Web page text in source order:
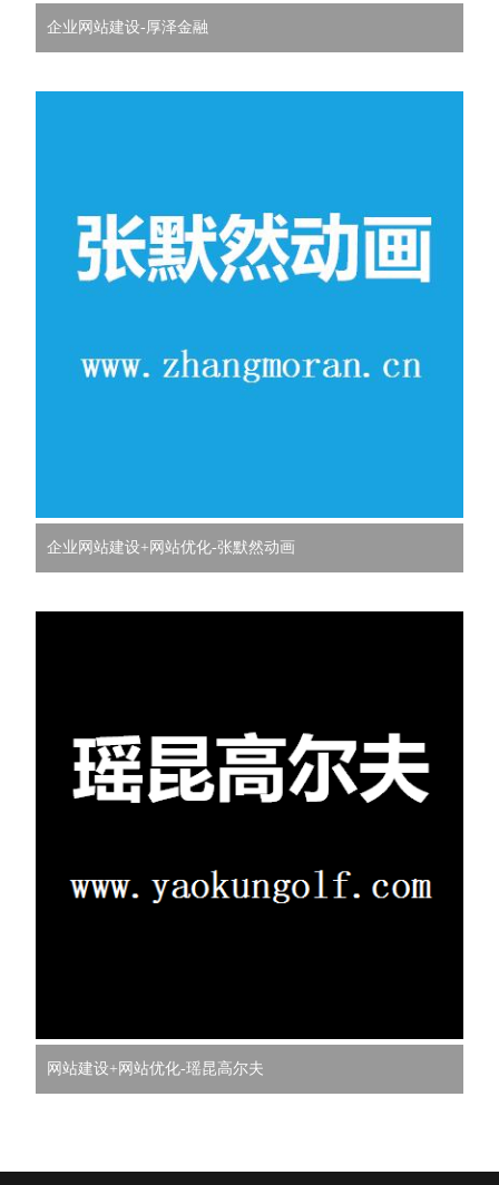
企业网站建设-厚泽金融
企业网站建设+网站优化-张默然动画
网站建设+网站优化-瑶昆高尔夫